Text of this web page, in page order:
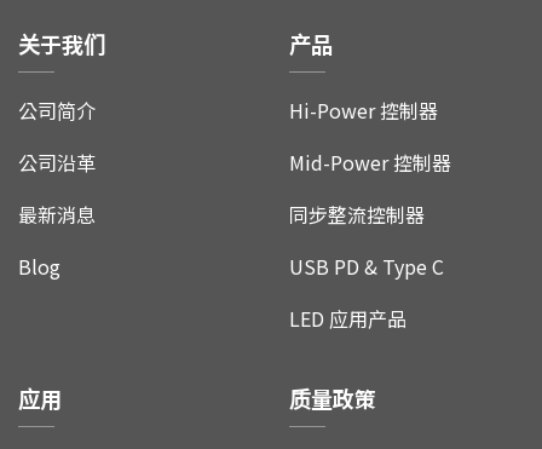
关于我们
公司简介
公司沿革
最新消息
Blog
产品
Hi-Power 控制器
Mid-Power 控制器
同步整流控制器
USB PD & Type C
LED 应用产品
应用 质量政策